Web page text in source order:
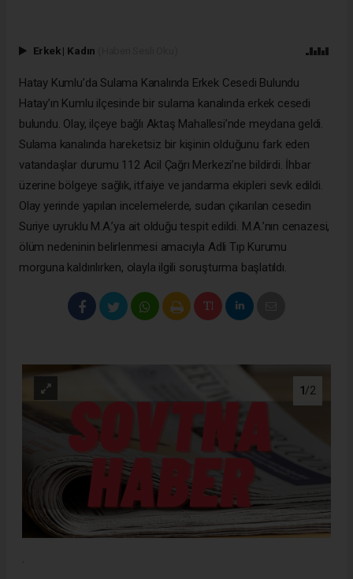
Erkek | Kadın
Hatay Kumlu’da Sulama Kanalında Erkek Cesedi Bulundu
Hatay’ın Kumlu ilçesinde bir sulama kanalında erkek cesedi
bulundu. Olay, ilçeye bağlı Aktaş Mahallesi’nde meydana geldi.
Sulama kanalında hareketsiz bir kişinin olduğunu fark eden
vatandaşlar durumu 112 Acil Çağrı Merkezi’ne bildirdi. İhbar
üzerine bölgeye sağlık, itfaiye ve jandarma ekipleri sevk edildi.
Olay yerinde yapılan incelemelerde, sudan çıkarılan cesedin
Suriye uyruklu M.A.’ya ait olduğu tespit edildi. M.A.’nın cenazesi,
ölüm nedeninin belirlenmesi amacıyla Adli Tıp Kurumu
morguna kaldırılırken, olayla ilgili soruşturma başlatıldı.
1 /2
.